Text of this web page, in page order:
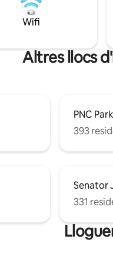
estadis, el centre de la ciutat
museus. - Pati relaxant -
internet de Gigabit - Entorn
viscoelàstica
Wifi
Altres llocs
PNC Park
393
Senator
331